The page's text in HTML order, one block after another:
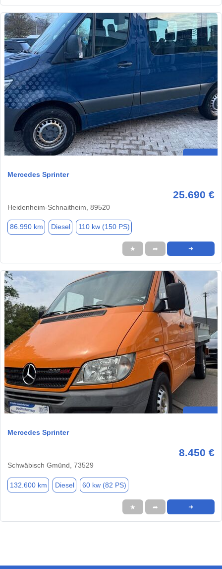
Mercedes Sprinter
25.690 €
Heidenheim-Schnaitheim, 89520
86.990 km Diesel 110 kw (150 PS)
★ ➦ ➜
Mercedes Sprinter
8.450 €
Schwäbisch Gmünd, 73529
132.600 km Diesel 60 kw (82 PS)
★ ➦ ➜